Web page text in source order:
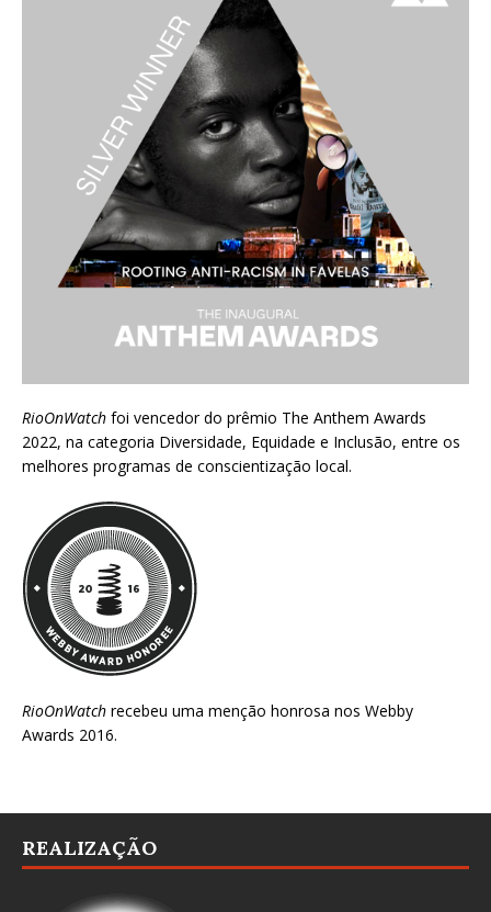
RioOnWatch foi vencedor do prêmio The Anthem Awards
2022, na categoria Diversidade, Equidade e Inclusão, entre os
melhores programas de conscientização local.
RioOnWatch recebeu uma menção honrosa nos Webby
Awards 2016.
REALIZAÇÃO